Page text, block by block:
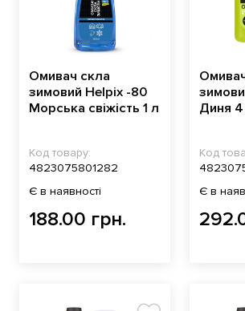
Омивач скла
зимовий Helpix -80
Морська свіжість 1 л
Код товару:
4823075801282
Є в наявності
188.00 грн.
Диня
Код
Є в